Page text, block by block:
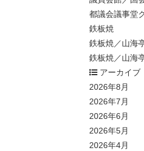
都議会議事堂
鉄板焼
鉄板焼／山海
鉄板焼／山海
アーカイブ
2026年8月
2026年7月
2026年6月
2026年5月
2026年4月